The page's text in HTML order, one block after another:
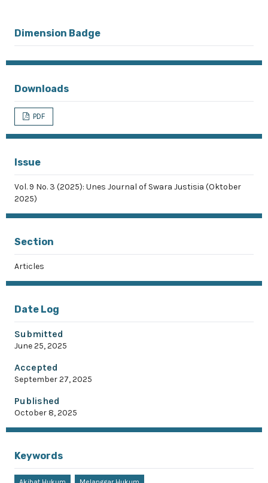
Dimension Badge
Downloads
PDF
Issue
Vol. 9 No. 3 (2025): Unes Journal of Swara Justisia (Oktober
2025)
Section
Articles
Date Log
Submitted
June 25, 2025
Accepted
September 27, 2025
Published
October 8, 2025
Keywords